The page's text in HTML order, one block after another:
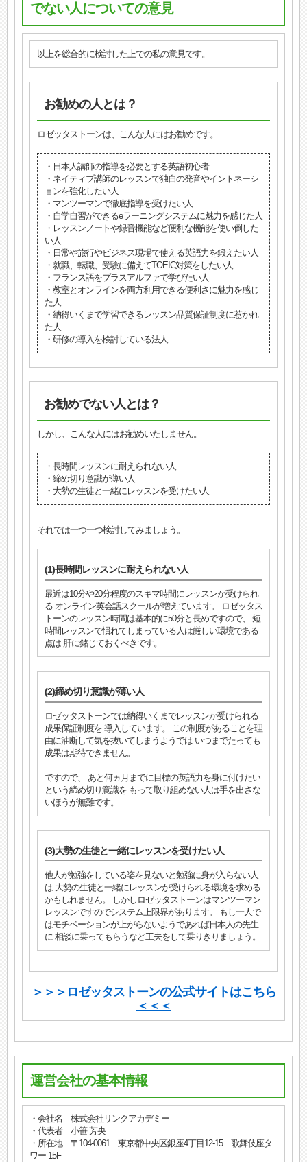
でない人についての意見
以上を総合的に検討した上での私の意見です。
お勧めの人とは？
ロゼッタストーンは、こんな人にはお勧めです。
・日本人講師の指導を必要とする英語初心者
・ネイティブ講師のレッスンで独自の発音やイントネーシ
ョンを強化したい人
・マンツーマンで徹底指導を受けたい人
・自学自習ができるeラーニングシステムに魅力を感じた人
・レッスンノートや録音機能など便利な機能を使い倒した
い人
・日常や旅行やビジネス現場で使える英語力を鍛えたい人
・就職、転職、受験に備えてTOEIC対策をしたい人
・フランス語をプラスアルファで学びたい人
・教室とオンラインを両方利用できる便利さに魅力を感じ
た人
・納得いくまで学習できるレッスン品質保証制度に惹かれ
た人
・研修の導入を検討している法人
お勧めでない人とは？
しかし、こんな人にはお勧めいたしません。
・長時間レッスンに耐えられない人
・締め切り意識が薄い人
・大勢の生徒と一緒にレッスンを受けたい人
それでは一つ一つ検討してみましょう。
(1)長時間レッスンに耐えられない人
最近は10分や20分程度のスキマ時間にレッスンが受けられ
る オンライン英会話スクールが増えています。 ロゼッタス
トーンのレッスン時間は基本的に50分と長めですので、 短
時間レッスンで慣れてしまっている人は厳しい環境である
点は 肝に銘じておくべきです。
(2)締め切り意識が薄い人
ロゼッタストーンでは納得いくまでレッスンが受けられる
成果保証制度を 導入しています。 この制度があることを理
由に油断して気を抜いてしまうようでは いつまでたっても
成果は期待できません。
ですので、 あと何ヵ月までに目標の英語力を身に付けたい
という締め切り意識を もって取り組めない人は手を出さな
いほうが無難です。
(3)大勢の生徒と一緒にレッスンを受けたい人
他人が勉強をしている姿を見ないと勉強に身が入らない人
は 大勢の生徒と一緒にレッスンが受けられる環境を求める
かもしれません。 しかしロゼッタストーンはマンツーマン
レッスンですのでシステム上限界があります。 もし一人で
はモチベーションが上がらないようであれば日本人の先生
に 相談に乗ってもらうなど工夫をして乗りきりましょう。
＞＞＞ロゼッタストーンの公式サイトはこちら
＜＜＜
運営会社の基本情報
・会社名 株式会社リンクアカデミー
・代表者 小笹 芳央
・所在地 〒104-0061 東京都中央区銀座4丁目12-15 歌舞伎座タ
ワー 15F